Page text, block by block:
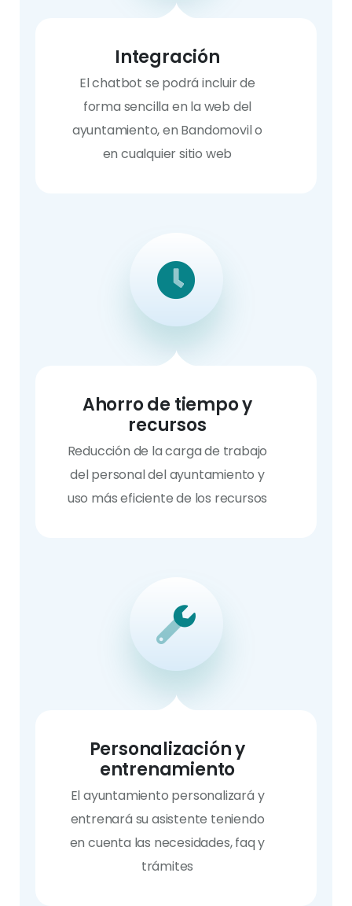
Integración
El chatbot se podrá incluir de
forma sencilla en la web del
ayuntamiento, en Bandomovil o
en cualquier sitio web
Ahorro de tiempo y
recursos
Reducción de la carga de trabajo
del personal del ayuntamiento y
uso más eficiente de los recursos
Personalización y
entrenamiento
El ayuntamiento personalizará y
entrenará su asistente teniendo
en cuenta las necesidades, faq y
trámites